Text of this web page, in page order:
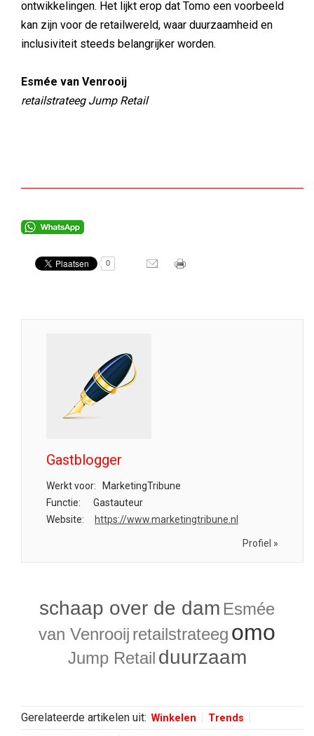
ontwikkelingen. Het lijkt erop dat Tomo een voorbeeld
kan zijn voor de retailwereld, waar duurzaamheid en
inclusiviteit steeds belangrijker worden.
Esmée van Venrooij
retailstrateeg Jump Retail
0
Gastblogger
Werkt voor:
MarketingTribune
Functie:
Gastauteur
Website:
https://www.marketingtribune.nl
Profiel »
schaap over de dam Esmée
van Venrooij retailstrateeg omo
Jump Retail duurzaam
Gerelateerde artikelen uit: Winkelen Trends